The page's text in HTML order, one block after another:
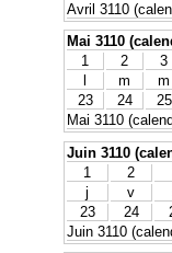
Avril 3110
Mai 3110
1
2 3
m m
23
24 25
Mai 3110
Juin 3110
1
2
j
v
23
24
Juin 3110